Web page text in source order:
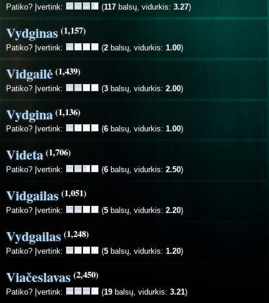
Patiko? Įvertink: (117 balsų, vidurkis: 3.27)
Vydginas (1,157)
Patiko? Įvertink: (2 balsų, vidurkis: 1.00)
Vidgailė(1,439)
Patiko? Įvertink: (3 balsų, vidurkis: 2.00)
Vydgina(1,136)
Patiko? Įvertink: (6 balsų, vidurkis: 1.00)
Videta(1,706)
Patiko? Įvertink: (6 balsų, vidurkis: 2.50)
Vidgailas(1,051)
Patiko? Įvertink: (5 balsų, vidurkis: 2.20)
Vydgailas(1,248)
Patiko? Įvertink: (5 balsų, vidurkis: 1.20)
Viačeslavas(2,450)
Patiko? Įvertink: (19 balsų, vidurkis: 3.21)